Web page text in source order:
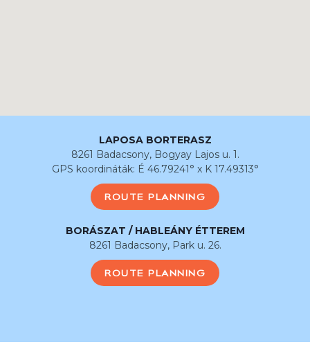
LAPOSA BORTERASZ
8261 Badacsony, Bogyay Lajos u. 1.
GPS koordináták: É 46.79241° x K 17.49313°
ROUTE PLANNING
BORÁSZAT / HABLEÁNY ÉTTEREM
8261 Badacsony, Park u. 26.
ROUTE PLANNING